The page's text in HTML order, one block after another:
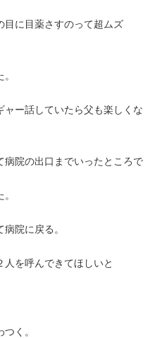
目に目薬さすのって超ムズ
ー話していたら父も楽しくな
院の出口までいったところで
院に戻る。
を呼んできてほしいと
く。